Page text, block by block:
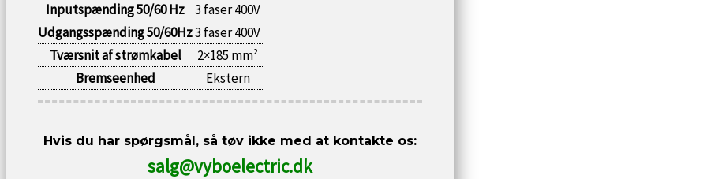
Inputspænding 50/60 Hz 3 faser 400V
Udgangsspænding 50/60Hz3 faser 400V
Tværsnit af strømkabel
2×185 mm²
Bremseenhed
Ekstern
Hvis du har spørgsmål, så tøv ikke med at kontakte os:
salg@vyboelectric.dk